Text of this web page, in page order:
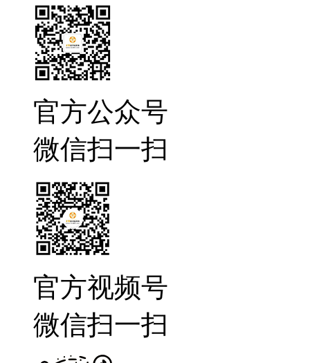
官方公众号
微信扫一扫
官方视频号
微信扫一扫